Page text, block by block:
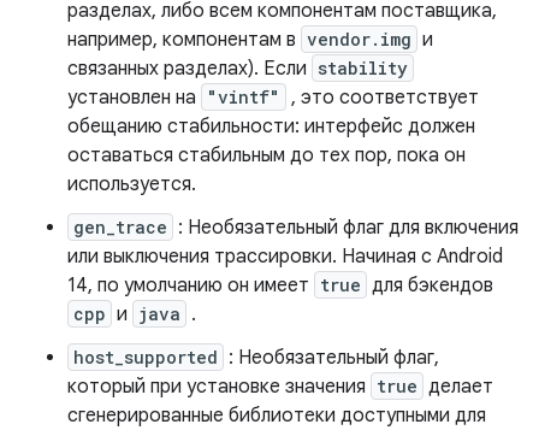
разделах, либо всем компонентам поставщика,
например, компонентам в vendor.img и
связанных разделах). Если stability
установлен на "vintf"
, это соответствует
обещанию стабильности: интерфейс должен
оставаться стабильным до тех пор, пока он
используется.
gen_trace : Необязательный флаг для включения
или выключения трассировки. Начиная с Android
14, по умолчанию он имеет true для бэкендов
cpp и java .
host_supported : Необязательный флаг,
который при установке значения true делает
сгенерированные библиотеки доступными для